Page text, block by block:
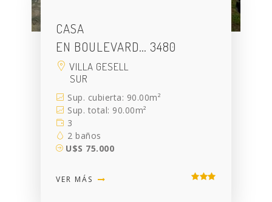
CASA
EN BOULEVARD… 3480
VILLA GESELL
SUR
Sup. cubierta: 90.00m²
Sup. total: 90.00m²
3
2 baños
U$S 75.000
VER MÁS